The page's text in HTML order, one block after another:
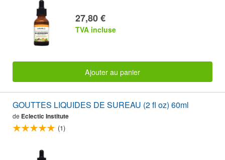
27,80 €
TVA incluse
Ajouter au panier
GOUTTES LIQUIDES DE SUREAU (2 fl oz) 60ml
de Eclectic Institute
(1)